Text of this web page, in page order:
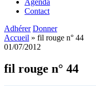
Agenda
Contact
Adhérer Donner
Accueil » fil rouge n° 44
01/07/2012
fil rouge n° 44